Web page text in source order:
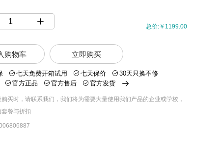
总价:￥1199.00
购物车 立即购买
七天免费开箱试用 七天保价
30天只换不修
官方正品
官方售后 官方发货
买时，请联系我们，我们将为需要大量使用我们产品的企业或学校，
餐与折扣